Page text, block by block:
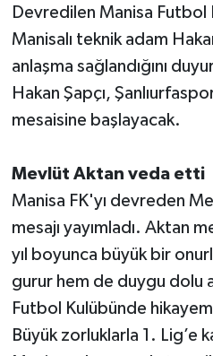
Devredilen Manisa Futbol
Manisalı teknik adam
anlaşma sağlandığını
Hakan Şapçı,
mesaisine başlayacak.
Mevlüt Aktan veda etti
Manisa FK'yı devreden
mesajı yayımladı. Aktan
yıl boyunca büyük bir
gurur hem de duygu dolu
Futbol Kulübünde
Büyük zorluklarla 1. Lig’e